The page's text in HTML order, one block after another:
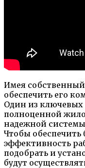
Имея
обеспечить его
Один из ключевых
полноценной
надежной
Чтобы обеспечить
эффективность
подобрать и
будут